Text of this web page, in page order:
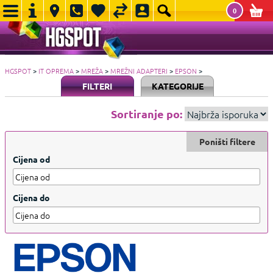
0
HGSPOT> IT OPREMA>MREŽA>MREŽNI ADAPTERI > EPSON >
FILTERI KATEGORIJE
Sortiranje po:
Cijena od
Cijena do
Poništi filtere